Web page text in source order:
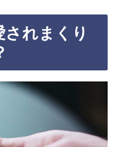
れまくり